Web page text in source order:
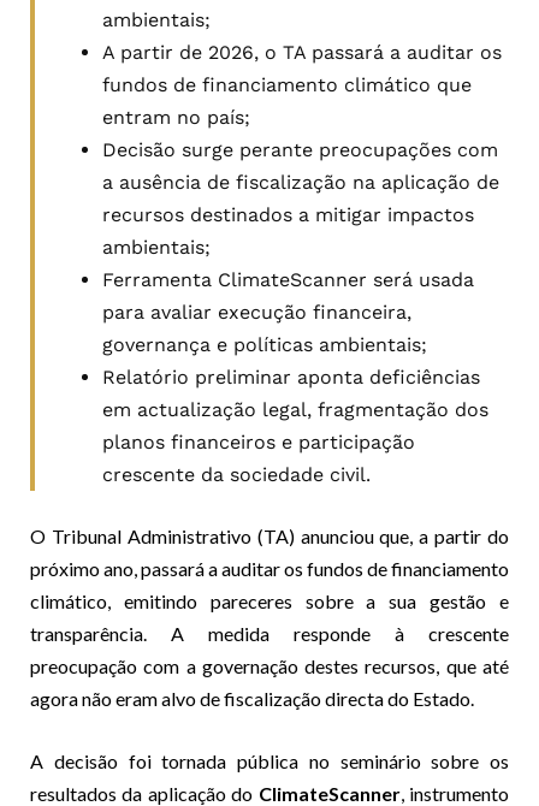
ambientais;
A partir de 2026, o TA passará a auditar os
fundos de financiamento climático que
entram no país;
Decisão surge perante preocupações com
a ausência de fiscalização na aplicação de
recursos destinados a mitigar impactos
ambientais;
Ferramenta ClimateScanner será usada
para avaliar execução financeira,
governança e políticas ambientais;
Relatório preliminar aponta deficiências
em actualização legal, fragmentação dos
planos financeiros e participação
crescente da sociedade civil.
O Tribunal Administrativo (TA) anunciou que, a partir do
próximo ano, passará a auditar os fundos de financiamento
climático, emitindo pareceres sobre a sua gestão e
transparência. A medida responde à crescente
preocupação com a governação destes recursos, que até
agora não eram alvo de fiscalização directa do Estado.
A decisão foi tornada pública no seminário sobre os
resultados da aplicação do ClimateScanner, instrumento